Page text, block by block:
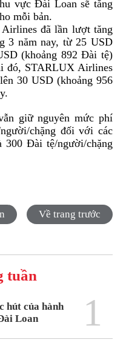
vực Đài Loan sẽ tăng
mỗi bản.
đã lần lượt tăng
3 năm nay, từ 25 USD
(khoảng 892 Đài tệ)
đó, STARLUX Airlines
30 USD (khoảng 956
giữ nguyên mức phí
chặng đối với các
300 Đài tệ/người/chặng
Về trang trước
tuần
hút của hành
Loan
1